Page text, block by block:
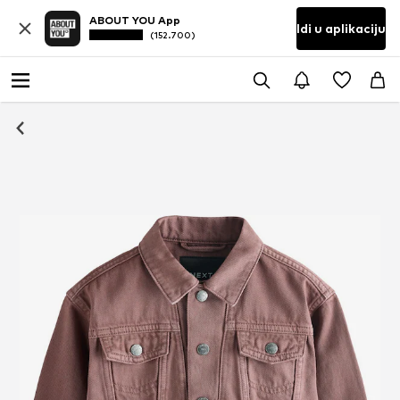
ABOUT YOU App
(152.700) Idi u aplikaciju